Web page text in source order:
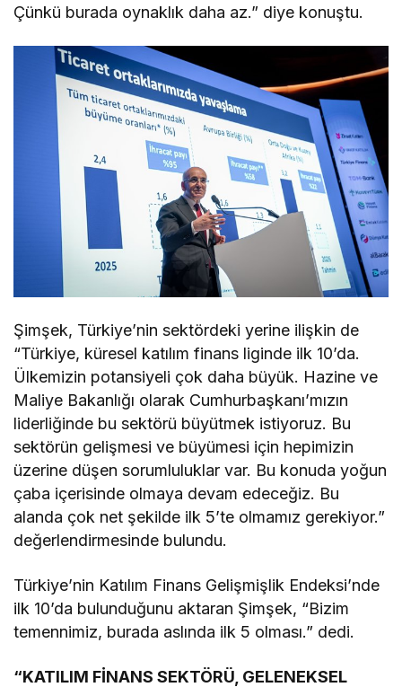
Çünkü burada oynaklık daha az.” diye konuştu.
Şimşek, Türkiye’nin sektördeki yerine ilişkin de
“Türkiye, küresel katılım finans liginde ilk 10’da.
Ülkemizin potansiyeli çok daha büyük. Hazine ve
Maliye Bakanlığı olarak Cumhurbaşkanı’mızın
liderliğinde bu sektörü büyütmek istiyoruz. Bu
sektörün gelişmesi ve büyümesi için hepimizin
üzerine düşen sorumluluklar var. Bu konuda yoğun
çaba içerisinde olmaya devam edeceğiz. Bu
alanda çok net şekilde ilk 5’te olmamız gerekiyor.”
değerlendirmesinde bulundu.
Türkiye’nin Katılım Finans Gelişmişlik Endeksi’nde
ilk 10’da bulunduğunu aktaran Şimşek, “Bizim
temennimiz, burada aslında ilk 5 olması.” dedi.
“KATILIM FİNANS SEKTÖRÜ, GELENEKSEL